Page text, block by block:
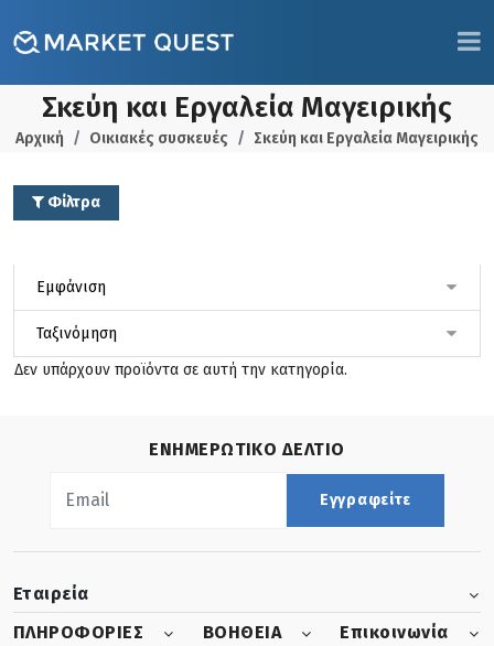
Σκεύη και Εργαλεία Μαγειρικής
Αρχική Οικιακές συσκευές Σκεύη και Εργαλεία Μαγειρικής
Φίλτρα
Δεν υπάρχουν προϊόντα σε αυτή την κατηγορία.
ΕΝΗΜΕΡΩΤΙΚΟ ΔΕΛΤΙΟ
Εγγραφείτε
Εταιρεία
ΠΛΗΡΟΦΟΡΙΕΣ
ΒΟΗΘΕΙΑ Επικοινωνία